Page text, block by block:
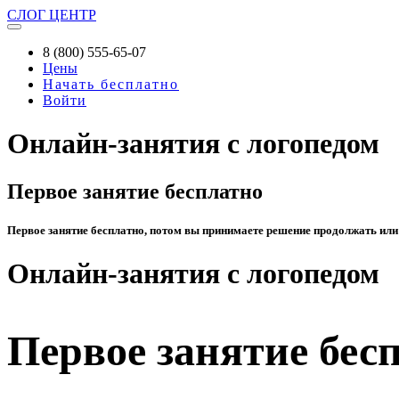
СЛОГ ЦЕНТР
8 (800) 555-65-07
Цены
Начать бесплатно
Войти
Онлайн-занятия с логопедом
Первое занятие бесплатно
Первое занятие бесплатно, потом вы принимаете решение продолжать или
Онлайн-занятия с логопедом
Первое занятие